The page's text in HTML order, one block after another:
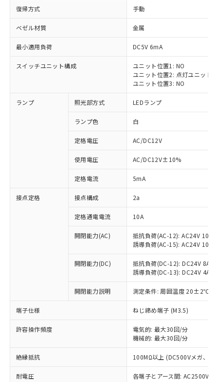
復帰方式 手動
ベゼル材質 金属
最小適用負荷 DC5V 6mA
スイッチユニット構成
ユニット位置1: NO
ユニット位置2: 点灯ユニット
ユニット位置3: NO
ランプ 照光部方式 LEDランプ
ランプ色 白
定格電圧 AC/DC12V
使用電圧 AC/DC12V±10%
定格電流 5mA
接点定格 接点構成 2a
定格通電電流 10A
開閉能力(AC)
抵抗負荷(AC-12): AC24V 10A/
誘導負荷(AC-15): AC24V
開閉能力(DC)
抵抗負荷(DC-12): DC24V 8A/
誘導負荷(DC-13): DC24V 4A/
開閉能力説明 測定条件: 周囲温度 20±2℃、
端子仕様 ねじ締め端子 (M3.5)
許容操作頻度
電気的: 最大30回/分
機械的: 最大30回/分
絶縁抵抗 100MΩ以上 (DC500Vメガ、点
耐電圧
各端子とアース間: AC2500V
ご利用条件
以下の条件をお読みいただき、同意のうえ
本サービスは、当社制御機器事業取扱
商品の当社在庫状況および標準価格
(税抜)を提供させていただくもので
当社制御機器事業取扱商品の中には、
本サービスの対象外となる商品もある
ことをご了承ください。
在庫状況および標準価格照会結果は、
記載している更新日時点での社内デー
タに基づき作成されるものであり、閲
覧された時点での実際の在庫および標
準価格とは異なる場合があることをご
対応済み：EU RoHS指令（10物質）の
非含有に対応した製品が提供可能な商品で
対応予定：EU RoHS指令（10物質）の非含
有に対応した製品に切り替える予定のある
対応予定なし：EU RoHS指令（10物質）の
非含有に非対応の商品で、対応品を出す予
調査・確認中：EU RoHS指令（10物質）の
非含有の対応状況を調査中または確認中の
非該当品：ライセンス料など無形物で、有
害物質有無と関係のない商品です。
仕入先様の事情により、非含有部品として
いたものが、含有品と判明した場合などや
むを得ず変更することがあります。
*EU RoHS指令（10物質）：
鉛(Pb) 1000ppm以下、 水銀(Hg) 1000ppm以下、 カド
六価クロム(Cr(Ⅵ)) 1000ppm以下、ポリ臭化ビフェニル
※1 中国RoHS○×表
「○」：最大均質材料含有率が中国RoHSの
基準値以下であることを示します。
「×」：最大均質材料含有率が中国RoHSの
基準値を超えていることを示します。
「－」：未確認です。当社販売部門へお問
*中国RoHS10物質の基準値 (GB/T26572)：
当社は、これら貴社製品のうち、外国
為替および外国貿易法に定める商品
（以下｢規制貨物等」という）を輸出
または国外への提供する場合は、日本
国政府の輸出許可(または役務取引許
可)を取得するなどの必要な手続きを